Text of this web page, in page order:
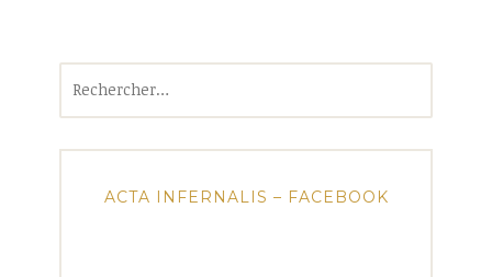
ACTA INFERNALIS – FACEBOOK